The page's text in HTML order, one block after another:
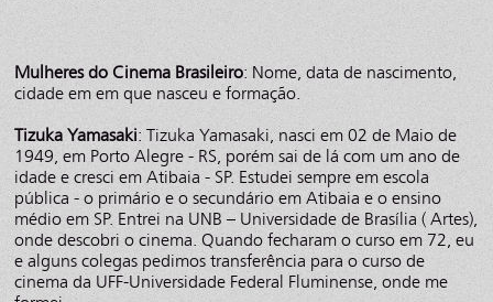
Mulheres do Cinema Brasileiro: Nome, data de nascimento,
cidade em em que nasceu e formação.
Tizuka Yamasaki: Tizuka Yamasaki, nasci em 02 de Maio de
1949, em Porto Alegre - RS, porém sai de lá com um ano de
idade e cresci em Atibaia - SP. Estudei sempre em escola
pública - o primário e o secundário em Atibaia e o ensino
médio em SP. Entrei na UNB – Universidade de Brasília ( Artes),
onde descobri o cinema. Quando fecharam o curso em 72, eu
e alguns colegas pedimos transferência para o curso de
cinema da UFF-Universidade Federal Fluminense, onde me